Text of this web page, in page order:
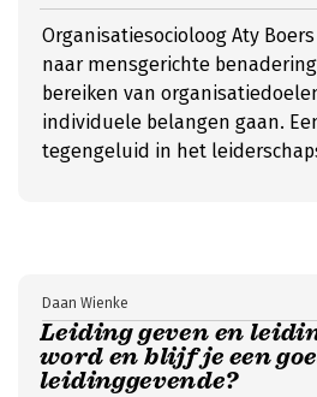
Organisatiesocioloog Aty
naar mensgerichte
bereiken van
individuele belangen gaan.
tegengeluid in het
Leiding geven en
word en blijf je een
leidinggevende?
Daan Wienke